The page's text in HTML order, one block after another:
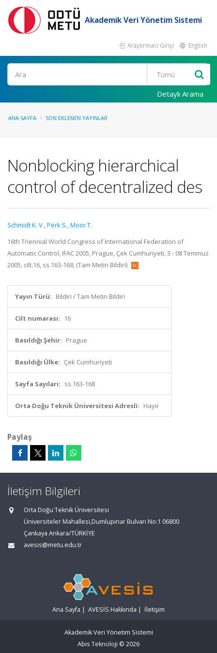
Akademik Veri Yönetim Sistemi
Araştırmacı Girişi English
Ara
Detaylı Arama
ANA SAYFA SON EKLENEN YAYINLAR
Nonblocking hierarchical
control of decentralized des
Schmidt K. V.,Perk S.,Moor T.
16th Triennial World Congress of International Federation of
Automatic Control, IFAC 2005, Prague, Çek Cumhuriyeti, 3 - 08 Temmuz
2005, cilt.16, ss.163-168, (Tam Metin Bildiri)
Yayın Türü: Bildiri / Tam Metin Bildiri
Cilt numarası: 16
Basıldığı Şehir: Prague
Basıldığı Ülke: Çek Cumhuriyeti
Sayfa Sayıları: ss.163-168
Orta Doğu Teknik Üniversitesi Adresli: Hayır
Paylaş
İletişim Bilgileri
Orta Doğu Teknik Üniversitesi
Üniversiteler Mahallesi,Dumlupınar Bulvarı No:1 06800
Çankaya Ankara/TÜRKİYE
avesis@metu.edu.tr
Ana Sayfa | AVESİS Hakkında | İletişim
Akademik Veri Yönetim Sistemi
Abis Teknoloji © 2026